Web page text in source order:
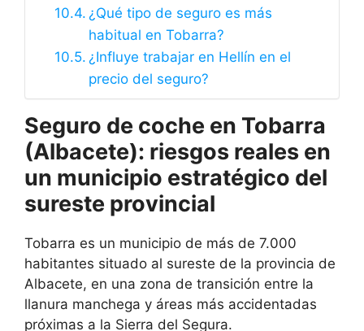
¿Qué tipo de seguro es más
habitual en Tobarra?
¿Influye trabajar en Hellín en el
precio del seguro?
Seguro de coche en Tobarra
(Albacete): riesgos reales en
un municipio estratégico del
sureste provincial
Tobarra es un municipio de más de 7.000
habitantes situado al sureste de la provincia de
Albacete, en una zona de transición entre la
llanura manchega y áreas más accidentadas
próximas a la Sierra del Segura.